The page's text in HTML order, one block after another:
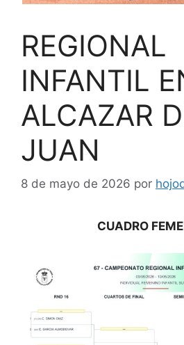
REGIONAL
INFANTIL
ALCAZAR
JUAN
8 de mayo de 2026 por
CUADRO